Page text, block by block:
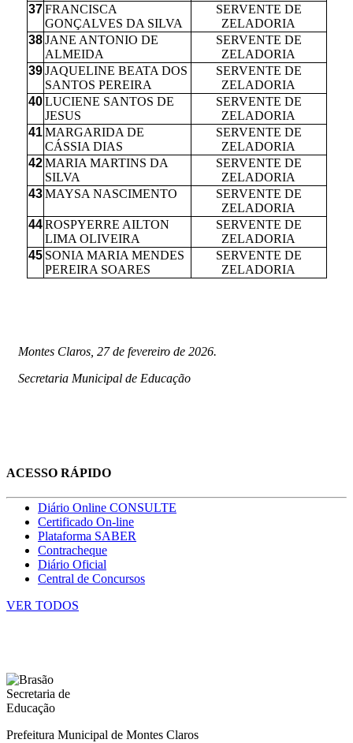
37 FRANCISCA
GONÇALVES DA SILVA
SERVENTE DE
ZELADORIA
38 JANE ANTONIO DE
ALMEIDA
SERVENTE DE
ZELADORIA
39 JAQUELINE BEATA DOS
SANTOS PEREIRA
SERVENTE DE
ZELADORIA
40 LUCIENE SANTOS DE
JESUS
SERVENTE DE
ZELADORIA
41 MARGARIDA DE
CÁSSIA DIAS
SERVENTE DE
ZELADORIA
42 MARIA MARTINS DA
SILVA
SERVENTE DE
ZELADORIA
43 MAYSA NASCIMENTO
SERVENTE DE
ZELADORIA
44 ROSPYERRE AILTON
LIMA OLIVEIRA
SERVENTE DE
ZELADORIA
45 SONIA MARIA MENDES
PEREIRA SOARES
SERVENTE DE
ZELADORIA
Montes Claros, 27 de fevereiro de 2026.
Secretaria Municipal de Educação
ACESSO RÁPIDO
Diário Online CONSULTE
Certificado On-line
Plataforma SABER
Contracheque
Diário Oficial
Central de Concursos
VER TODOS
Prefeitura Municipal de Montes Claros